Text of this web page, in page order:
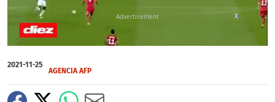
of
1
29
seconds
X
2021-11-25
AGENCIA AFP